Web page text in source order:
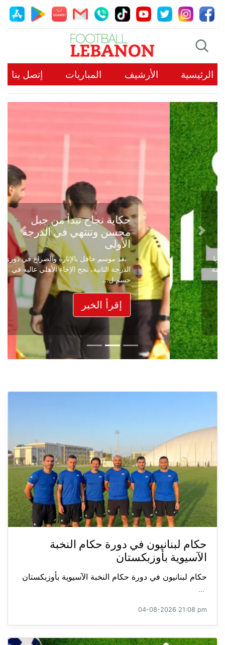
الرئيسية الأرشيف المباريات إتصل بنا
حكاية نجاح تبدأ من جبل
محسن وتنتهي في الدرجة
الأولى
بعد موسم حافل بالإثارة والصراع في دوري
الدرجة الثانية، نجح الإخاء الأهلي عاليه في
حسم ل...
إقرأ الخبر
Previous
Next
حكام لبنانيون في دورة حكام النخبة
الآسيوية بأوزبكستان
حكام لبنانيون في دورة حكام النخبة الآسيوية بأوزبكستان
...
04-08-2026 21:08 pm